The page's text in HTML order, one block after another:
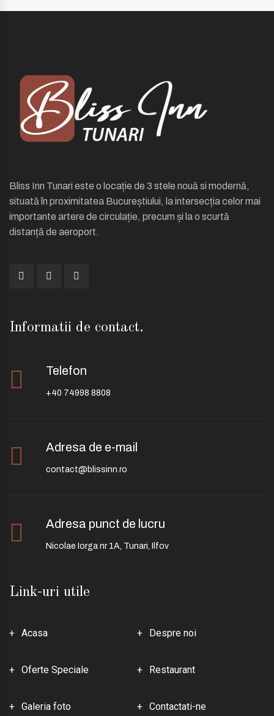
Bliss Inn Tunari este o locație de 3 stele nouă si modernă,
situată în proximitatea Bucureștiului, la intersecția celor mai
importante artere de circulație, precum și la o scurtă
distanță de aeroport.
Link-uri utile
Acasa Despre noi
Oferte Speciale Restaurant
Galeria foto Contactati-ne
Informatii de contact.
Telefon
+40 74998 8808
Adresa de e-mail
contact@blissinn.ro
Adresa punct de lucru
Nicolae Iorga nr 1A, Tunari, Ilfov